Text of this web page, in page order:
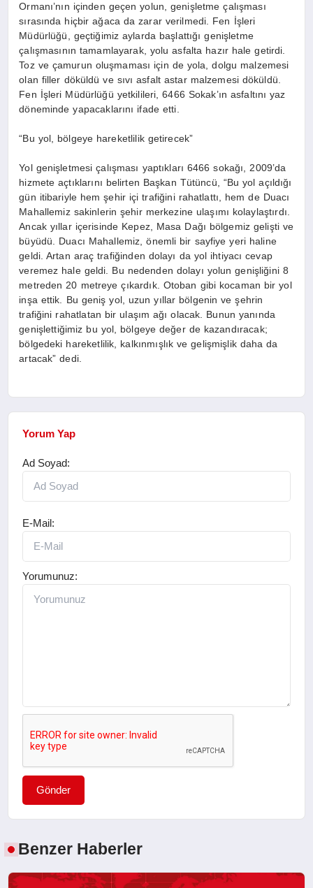
Ormanı’nın içinden geçen yolun, genişletme çalışması
sırasında hiçbir ağaca da zarar verilmedi. Fen İşleri
Müdürlüğü, geçtiğimiz aylarda başlattığı genişletme
çalışmasının tamamlayarak, yolu asfalta hazır hale getirdi.
Toz ve çamurun oluşmaması için de yola, dolgu malzemesi
olan filler döküldü ve sıvı asfalt astar malzemesi döküldü.
Fen İşleri Müdürlüğü yetkilileri, 6466 Sokak’ın asfaltını yaz
döneminde yapacaklarını ifade etti.
“Bu yol, bölgeye hareketlilik getirecek”
Yol genişletmesi çalışması yaptıkları 6466 sokağı, 2009’da
hizmete açtıklarını belirten Başkan Tütüncü, “Bu yol açıldığı
gün itibariyle hem şehir içi trafiğini rahatlattı, hem de Duacı
Mahallemiz sakinlerin şehir merkezine ulaşımı kolaylaştırdı.
Ancak yıllar içerisinde Kepez, Masa Dağı bölgemiz gelişti ve
büyüdü. Duacı Mahallemiz, önemli bir sayfiye yeri haline
geldi. Artan araç trafiğinden dolayı da yol ihtiyacı cevap
veremez hale geldi. Bu nedenden dolayı yolun genişliğini 8
metreden 20 metreye çıkardık. Otoban gibi kocaman bir yol
inşa ettik. Bu geniş yol, uzun yıllar bölgenin ve şehrin
trafiğini rahatlatan bir ulaşım ağı olacak. Bunun yanında
genişlettiğimiz bu yol, bölgeye değer de kazandıracak;
bölgedeki hareketlilik, kalkınmışlık ve gelişmişlik daha da
artacak” dedi.
Yorum Yap
Ad Soyad:
E-Mail:
Yorumunuz:
Gönder
Benzer Haberler